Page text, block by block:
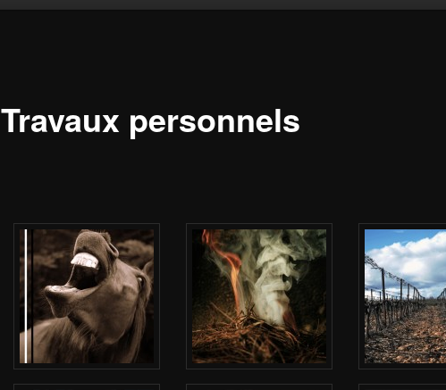
Travaux personnels